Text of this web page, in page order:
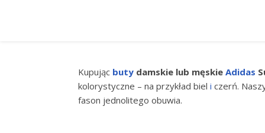
Kupując buty damskie lub męskie Adidas
kolorystyczne – na przykład biel i czerń.
fason jednolitego obuwia.